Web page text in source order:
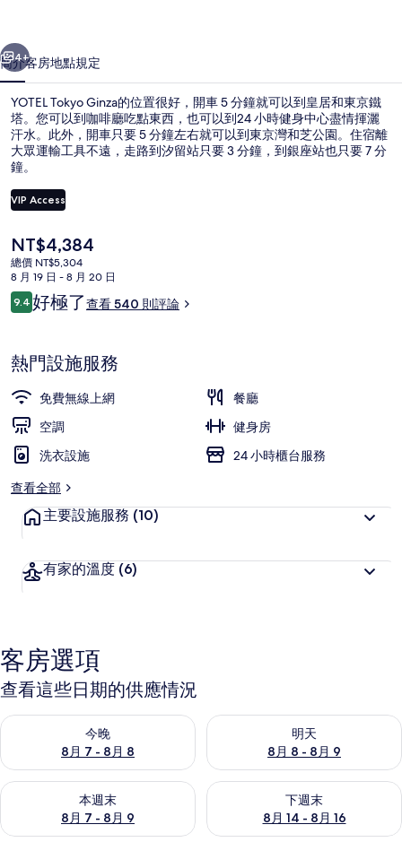
個 下一個
4+
簡介客房地點規定
YOTEL Tokyo Ginza的位置很好，開車 5 分鐘就可以到皇居和東京鐵
塔。您可以到咖啡廳吃點東西，也可以到24 小時健身中心盡情揮灑
汗水。此外，開車只要 5 分鐘左右就可以到東京灣和芝公園。住宿離
大眾運輸工具不遠，走路到汐留站只要 3 分鐘，到銀座站也只要 7 分
鐘。
VIP Access
目
前
的
價
格
NT$4,384
總價 NT$5,304
8 月 19 日 - 8 月 20 日
評
論
9.49.4 分，滿分 10 分，
好極了查看 540 則評論
熱門設施服務
免費無線上網
餐廳
空調
健身房
洗衣設施
24 小時櫃台服務
查看全部
主要設施服務 (10)
有家的溫度 (6)
客房選項
查看這些日期的供應情況
今晚
8月 7 - 8月 8
查看今晚 (8月 7 - 8月 8) 的供應情況
明天
8月 8 - 8月 9
查看明天 (8月 8 - 8月 9) 的供
本週末
8月 7 - 8月 9
查看本週末 (8月 7 - 8月 9) 的供應情況
下週末
8月 14 - 8月 16
查看下週末 (8月 14 - 8月 16)